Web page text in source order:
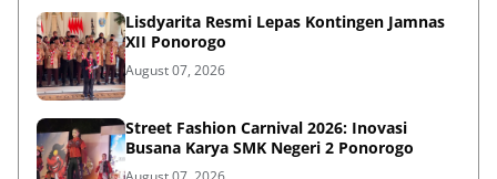
Lisdyarita Resmi Lepas Kontingen Jamnas
XII Ponorogo
August 07, 2026
Street Fashion Carnival 2026: Inovasi
Busana Karya SMK Negeri 2 Ponorogo